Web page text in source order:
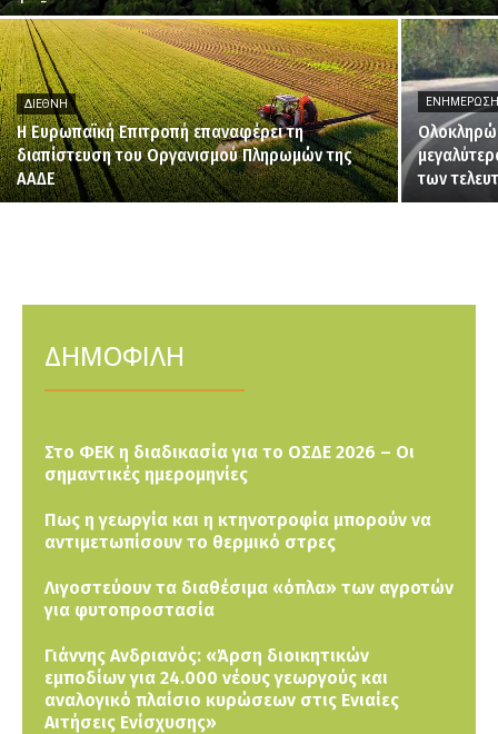
ΔΙΕΘΝΉ
H Ευρωπαϊκή Επιτροπή επαναφέρει τη
διαπίστευση του Οργανισμού Πληρωμών της
ΑΑΔΕ
των
ΔΗΜΟΦΙΛΗ
Στο ΦΕΚ η διαδικασία για το ΟΣΔΕ 2026 – Οι
σημαντικές ημερομηνίες
Πως η γεωργία και η κτηνοτροφία μπορούν να
αντιμετωπίσουν το θερμικό στρες
Λιγοστεύουν τα διαθέσιμα «όπλα» των αγροτών
για φυτοπροστασία
Γιάννης Ανδριανός: «Άρση διοικητικών
εμποδίων για 24.000 νέους γεωργούς και
αναλογικό πλαίσιο κυρώσεων στις Ενιαίες
Αιτήσεις Ενίσχυσης»